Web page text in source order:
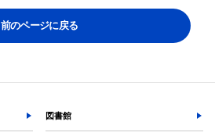
学部入試情報
各種証明書の発行
前のページに戻る
図書館